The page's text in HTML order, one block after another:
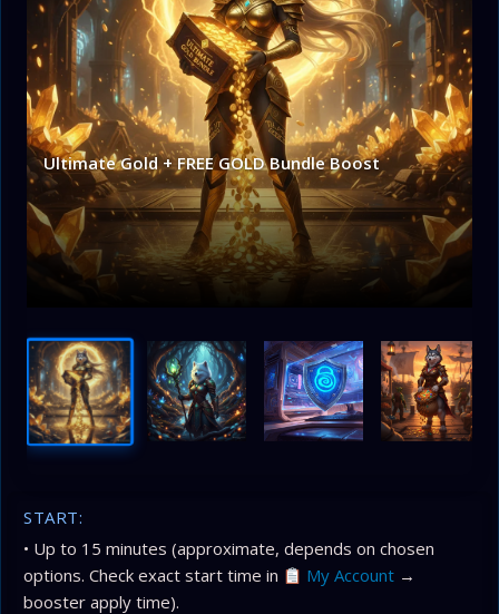
Ultimate Gold + FREE GOLD Bundle Boost
START:
• Up to 15 minutes (approximate, depends on chosen
options. Check exact start time in
My Account →
booster apply time).